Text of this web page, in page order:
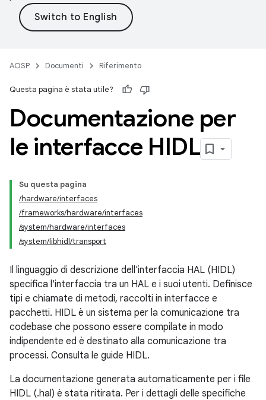
AOSP Documenti Riferimento
Questa pagina è stata utile?
Documentazione per
le interfacce HIDL
Su questa pagina
/hardware/interfaces
/frameworks/hardware/interfaces
/system/hardware/interfaces
/system/libhidl/transport
Il linguaggio di descrizione dell'interfaccia HAL (HIDL)
specifica l'interfaccia tra un HAL e i suoi utenti. Definisce
tipi e chiamate di metodi, raccolti in interfacce e
pacchetti. HIDL è un sistema per la comunicazione tra
codebase che possono essere compilate in modo
indipendente ed è destinato alla comunicazione tra
processi. Consulta le guide HIDL.
La documentazione generata automaticamente per i file
HIDL (.hal) è stata ritirata. Per i dettagli delle specifiche